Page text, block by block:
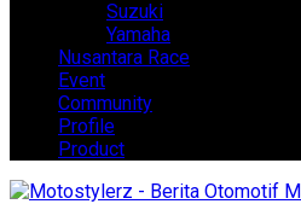
Suzuki
Yamaha
Nusantara Race
Event
Community
Profile
Product